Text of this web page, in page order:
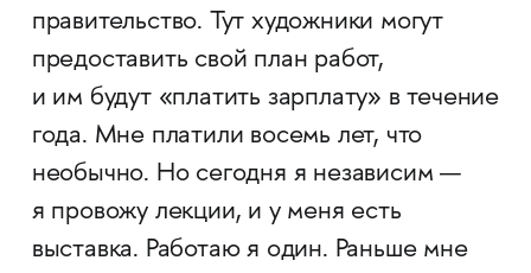
правительство. Тут художники могут
предоставить свой план работ,
и им будут «платить зарплату» в течение
года. Мне платили восемь лет, что
необычно. Но сегодня я независим —
я провожу лекции, и у меня есть
выставка. Работаю я один. Раньше мне